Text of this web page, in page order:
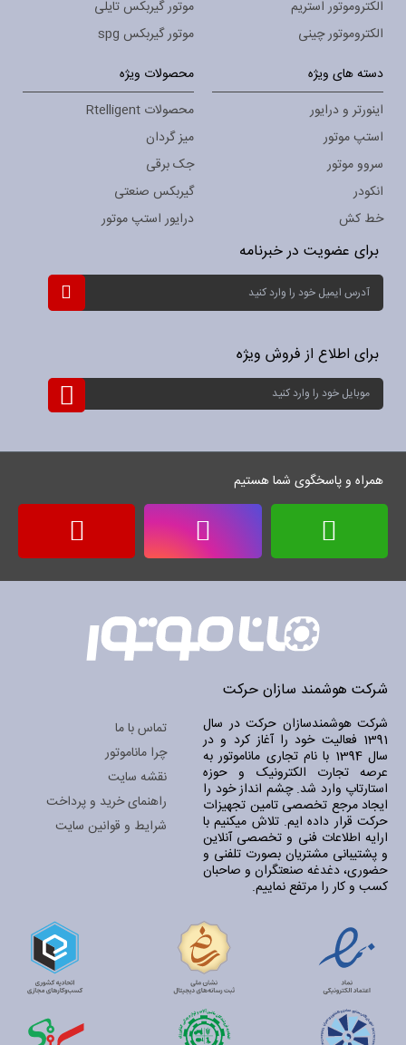
الکتروموتور استریم
الکتروموتور چینی
موتور گیربکس تایلی
موتور گیربکس spg
دسته های ویژه
اینورتر و درایور
استپ موتور
سروو موتور
انکودر
خط کش
محصولات ویژه
محصولات Rtelligent
میز گردان
جک برقی
گیربکس صنعتی
درایور استپ موتور
برای عضویت در خبرنامه
ثبت
برای
برای اطلاع از فروش ویژه
ثبت
برای
همراه و پاسخگوی شما هستیم
شرکت هوشمند سازان حرکت
شرکت هوشمندسازان حرکت در سال
1391 فعالیت خود را آغاز کرد و در
سال 1394 با نام تجاری ماناموتور به
عرصه تجارت الکترونیک و حوزه
استارتاپ وارد شد. چشم انداز خود را
ایجاد مرجع تخصصی تامین تجهیزات
حرکت قرار داده ایم. تلاش میکنیم با
ارایه اطلاعات فنی و تخصصی آنلاین
و پشتیبانی مشتریان بصورت تلفنی و
حضوری، دغدغه صنعتگران و صاحبان
کسب و کار را مرتفع نماییم.
تماس با ما
چرا ماناموتور
نقشه سایت
راهنمای خرید و پرداخت
شرایط و قوانین سایت